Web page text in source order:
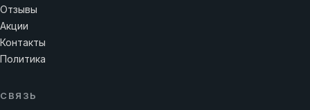
Отзывы
Акции
Контакты
Политика
СВЯЗЬ